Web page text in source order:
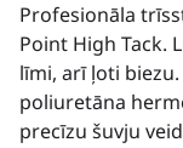
Profesionāla
Point High Tack.
līmi, arī ļoti
poliuretāna
precīzu šuvju